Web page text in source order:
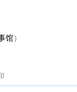
馆）